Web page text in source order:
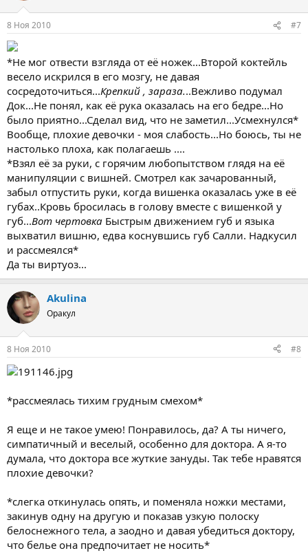
8 Ноя 2010 #7
*Не мог отвести взгляда от её ножек...Второй коктейль
весело искрился в его мозгу, не давая
сосредоточиться...Крепкий , зараза...Вежливо подумал
Док...Не понял, как её рука оказалась на его бедре...Но
было приятно...Сделал вид, что не заметил...Усмехнулся*
Вообще, плохие девочки - моя слабость...Но боюсь, ты не
настолько плоха, как полагаешь ....
*Взял её за руки, с горячим любопытством глядя на её
манипуляции с вишней. Смотрел как зачарованный,
забыл отпустить руки, когда вишенка оказалась уже в её
губах..Кровь бросилась в голову вместе с вишенкой у
губ...Вот чертовка Быстрым движением губ и языка
выхватил вишню, едва коснувшись губ Салли. Надкусил
и рассмеялся*
Да ты виртуоз...
Akulina
Оракул
8 Ноя 2010 #8
*рассмеялась тихим грудным смехом*
Я еще и не такое умею! Понравилось, да? А ты ничего,
симпатичный и веселый, особенно для доктора. А я-то
думала, что доктора все жуткие зануды. Так тебе нравятся
плохие девочки?
*слегка откинулась опять, и поменяла ножки местами,
закинув одну на другую и показав узкую полоску
белоснежного тела, а заодно и давая убедиться доктору,
что белье она предпочитает не носить*